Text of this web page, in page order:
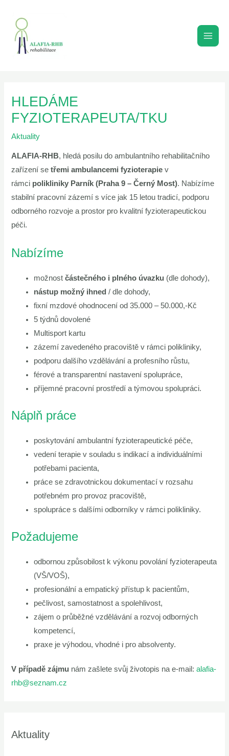
obsah
HLEDÁME
FYZIOTERAPEUTA/TKU
Aktuality
ALAFIA-RHB, hledá posilu do ambulantního rehabilitačního
zařízení setřemi ambulancemi fyzioterapie v
rámci polikliniky Parník (Praha 9 – Černý Most). Nabízíme
stabilní pracovní zázemí s více jak 15 letou tradicí, podporu
odborného rozvoje a prostor pro kvalitní fyzioterapeutickou
péči.
Nabízíme
možnostčástečného i plného úvazku (dle dohody),
nástup možný ihned / dle dohody,
fixní mzdové ohodnocení od 35.000 – 50.000,-Kč
5 týdnů dovolené
Multisport kartu
zázemí zavedeného pracoviště v rámci polikliniky,
podporu dalšího vzdělávání a profesního růstu,
férové a transparentní nastavení spolupráce,
příjemné pracovní prostředí a týmovou spolupráci.
Náplň práce
poskytování ambulantní fyzioterapeutické péče,
vedení terapie v souladu s indikací a individuálními
potřebami pacienta,
práce se zdravotnickou dokumentací v rozsahu
potřebném pro provoz pracoviště,
spolupráce s dalšími odborníky v rámci polikliniky.
Požadujeme
odbornou způsobilost k výkonu povolání fyzioterapeuta
(VŠ/VOŠ),
profesionální a empatický přístup k pacientům,
pečlivost, samostatnost a spolehlivost,
zájem o průběžné vzdělávání a rozvoj odborných
kompetencí,
praxe je výhodou, vhodné i pro absolventy.
V případě zájmu nám zašlete svůj životopis na e-mail:alafia-
rhb@seznam.cz
Aktuality